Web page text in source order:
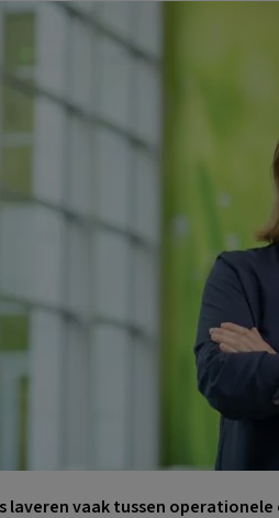
laveren vaak tussen